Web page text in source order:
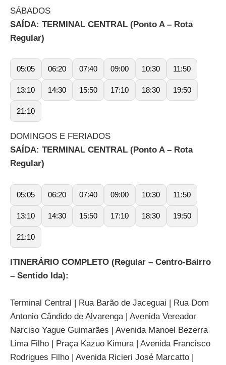
SÁBADOS
SAÍDA: TERMINAL CENTRAL (Ponto A – Rota
Regular)
05:05 06:20 07:40 09:00 10:30 11:50
13:10 14:30 15:50 17:10 18:30 19:50
21:10
DOMINGOS E FERIADOS
SAÍDA: TERMINAL CENTRAL (Ponto A – Rota
Regular)
05:05 06:20 07:40 09:00 10:30 11:50
13:10 14:30 15:50 17:10 18:30 19:50
21:10
ITINERÁRIO COMPLETO (Regular – Centro-Bairro
– Sentido Ida):
Terminal Central | Rua Barão de Jaceguai | Rua Dom
Antonio Cândido de Alvarenga | Avenida Vereador
Narciso Yague Guimarães | Avenida Manoel Bezerra
Lima Filho | Praça Kazuo Kimura | Avenida Francisco
Rodrigues Filho | Avenida Ricieri José Marcatto |